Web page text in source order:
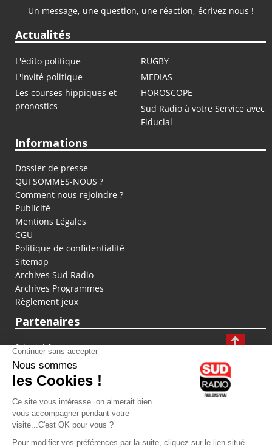
Un message, une question, une réaction, écrivez nous !
Actualités
L'édito politique
RUGBY
L'invité politique
MEDIAS
Les courses hippiques et
pronostics
HOROSCOPE
Sud Radio à votre Service avec
Fiducial
Informations
Dossier de presse
QUI SOMMES-NOUS ?
Comment nous rejoindre ?
Publicité
Mentions Légales
CGU
Politique de confidentialité
Sitemap
Archives Sud Radio
Archives Programmes
Règlement jeux
Partenaires
fiducial.fr
lyoncapitale.fr
olympique-et-lyonnais.com
L'application Iphone / Android
Téléchargez l'application